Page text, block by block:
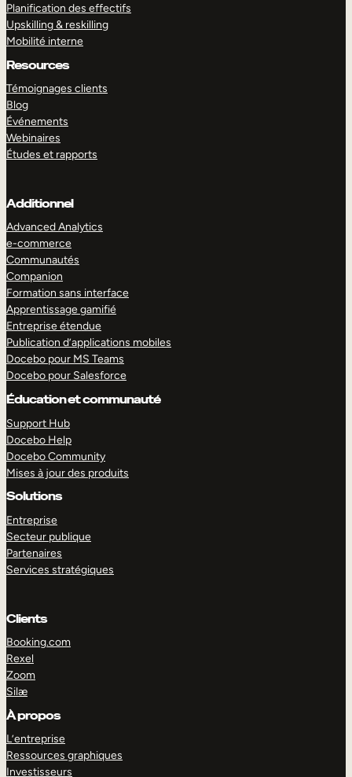
Planification des effectifs
Upskilling & reskilling
Mobilité interne
Resources
Témoignages clients
Blog
Événements
Webinaires
Études et rapports
Additionnel
Advanced Analytics
e-commerce
Communautés
Companion
Formation sans interface
Apprentissage gamifié
Entreprise étendue
Publication d’applications mobiles
Docebo pour MS Teams
Docebo pour Salesforce
Éducation et communauté
Support Hub
Docebo Help
Docebo Community
Mises à jour des produits
Solutions
Entreprise
Secteur publique
Partenaires
Services stratégiques
Clients
Booking.com
Rexel
Zoom
Silæ
À propos
L’entreprise
Ressources graphiques
Investisseurs